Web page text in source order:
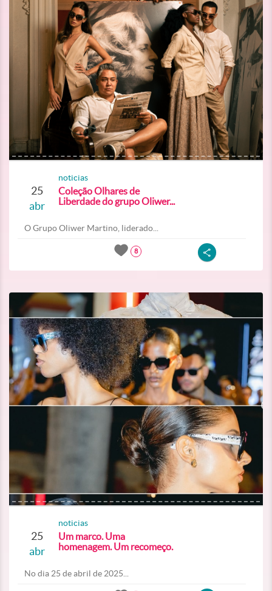
25
abr
noticias
Coleção Olhares de
Liberdade do grupo Oliwer...
O Grupo Oliwer Martino, liderado...
8
25
abr
noticias
Um marco. Uma
homenagem. Um recomeço.
No dia 25 de abril de 2025...